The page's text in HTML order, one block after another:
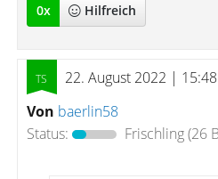
0x Hilfreich
22. August 2022 | 15:48
Von baerlin58
Status:
Frischling(26